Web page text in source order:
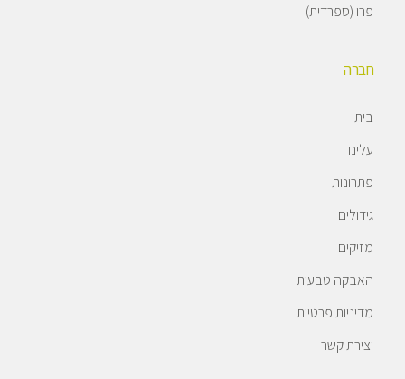
פרו (ספרדית)
חברה
בית
עלינו
פתרונות
גידולים
מזיקים
האבקה טבעית
מדיניות פרטיות
יצירת קשר